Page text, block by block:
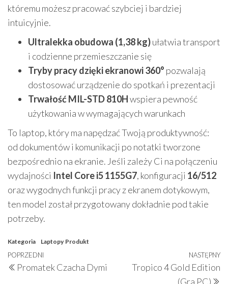
któremu możesz pracować szybciej i bardziej
intuicyjnie.
Ultralekka obudowa (1,38 kg)ułatwia transport
i codzienne przemieszczanie się
Tryby pracy dzięki ekranowi 360° pozwalają
dostosować urządzenie do spotkań i prezentacji
Trwałość MIL-STD 810Hwspiera pewność
użytkowania w wymagających warunkach
To laptop, który ma napędzać Twoją produktywność:
od dokumentów i komunikacji po notatki tworzone
bezpośrednio na ekranie. Jeśli zależy Ci na połączeniu
wydajności Intel Core i5 1155G7, konfiguracji 16/512
oraz wygodnych funkcji pracy z ekranem dotykowym,
ten model został przygotowany dokładnie pod takie
potrzeby.
Kategoria Laptopy Produkt
Nawigacja
wpisu
Poprzedni
wpis
POPRZEDNI
Promatek Czacha Dymi
NASTĘPNY
Tropico 4 Gold Edition
(Gra PC)